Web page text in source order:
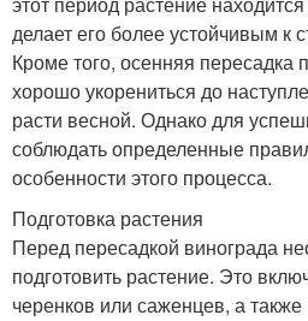
делает его более устойчивым к
Кроме того, осенняя пересадка
хорошо укорениться до
расти весной. Однако для
соблюдать определенные
особенности этого процесса.
Подготовка растения
Перед пересадкой винограда
подготовить растение. Это
черенков или саженцев, а также